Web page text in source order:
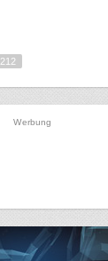
212
Werbung